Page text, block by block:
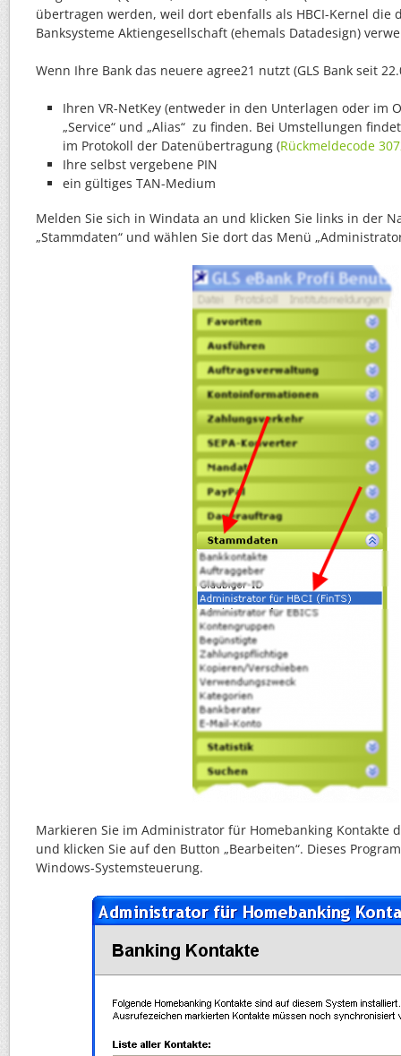
übertragen werden, weil dort ebenfalls als HBCI-Kernel die
Banksysteme Aktiengesellschaft (ehemals Datadesign)
Wenn Ihre Bank das neuere agree21 nutzt (GLS Bank seit
Ihren VR-NetKey (entweder in den Unterlagen oder im
„Service“ und „Alias“ zu finden. Bei Umstellungen
im Protokoll der Datenübertragung (Rückmeldecode
Ihre selbst vergebene PIN
ein gültiges TAN-Medium
Melden Sie sich in Windata an und klicken Sie links in der
„Stammdaten“ und wählen Sie dort das Menü
Markieren Sie im Administrator für Homebanking Kontakte
und klicken Sie auf den Button „Bearbeiten“. Dieses
Windows-Systemsteuerung.